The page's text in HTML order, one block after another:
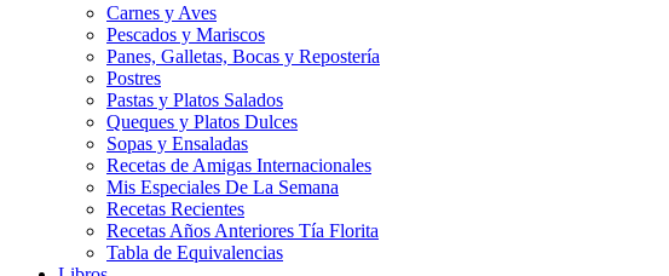
Carnes y Aves
Pescados y Mariscos
Panes, Galletas, Bocas y Repostería
Postres
Pastas y Platos Salados
Queques y Platos Dulces
Sopas y Ensaladas
Recetas de Amigas Internacionales
Mis Especiales De La Semana
Recetas Recientes
Recetas Años Anteriores Tía Florita
Tabla de Equivalencias